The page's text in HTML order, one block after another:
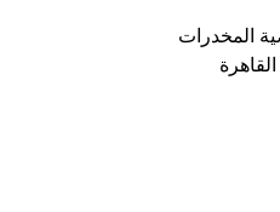
المخدرات